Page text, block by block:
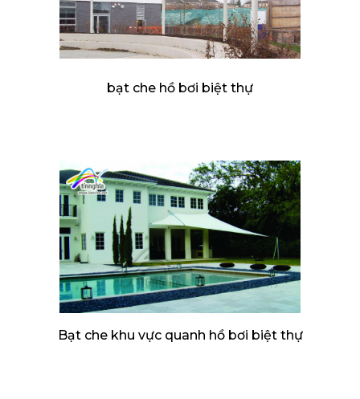
bạt che hồ bơi biệt thự
Bạt che khu vực quanh hồ bơi biệt thự